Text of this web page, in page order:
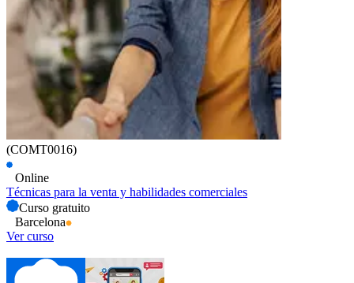
(COMT0016)
Online
Técnicas para la venta y habilidades comerciales
Curso gratuito
Barcelona
Ver curso